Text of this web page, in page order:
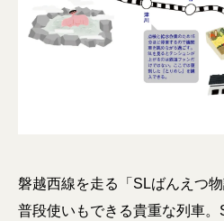
磐越西線を走る「SLばんえつ
普段使いもできる貴重な列車